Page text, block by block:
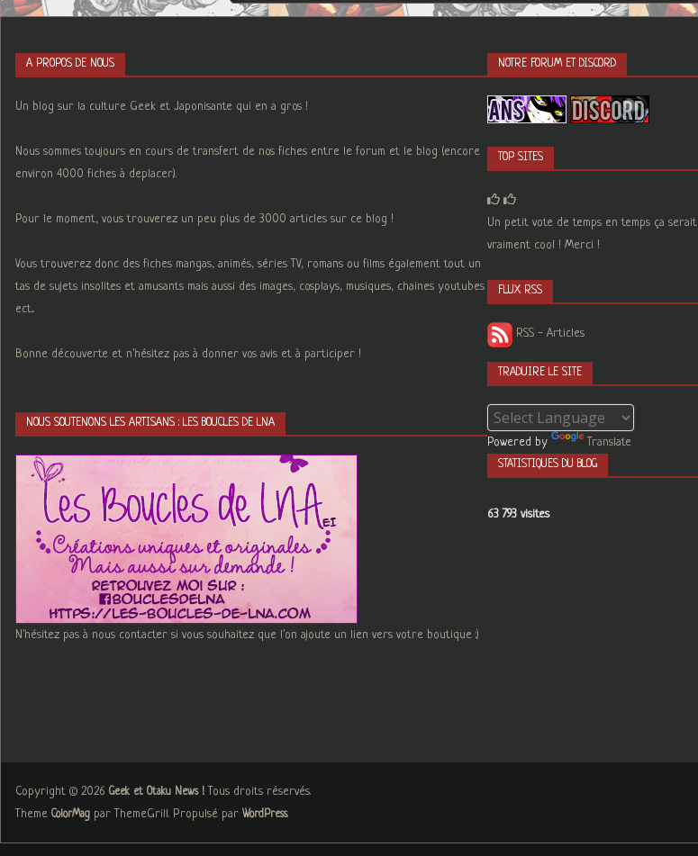
A PROPOS DE NOUS
Un blog sur la culture Geek et Japonisante qui en a gros !
Nous sommes toujours en cours de transfert de nos fiches entre le forum et le blog (encore
environ 4000 fiches à deplacer).
Pour le moment, vous trouverez un peu plus de 3000 articles sur ce blog !
Vous trouverez donc des fiches mangas, animés, séries TV, romans ou films également tout un
tas de sujets insolites et amusants mais aussi des images, cosplays, musiques, chaines youtubes
ect...
Bonne découverte et n'hésitez pas à donner vos avis et à participer !
NOUS SOUTENONS LES ARTISANS : LES BOUCLES DE LNA
N'hésitez pas à nous contacter si vous souhaitez que l'on ajoute un lien vers votre boutique :)
NOTRE FORUM ET DISCORD
TOP SITES
Un petit vote de temps en temps ça serait
vraiment cool ! Merci !
FLUX RSS
RSS - Articles
TRADUIRE LE SITE
Powered by Translate
STATISTIQUES DU BLOG
63 793 visites
Copyright © 2026 Geek et Otaku News !. Tous droits réservés.
Theme ColorMag par ThemeGrill. Propulsé par WordPress.